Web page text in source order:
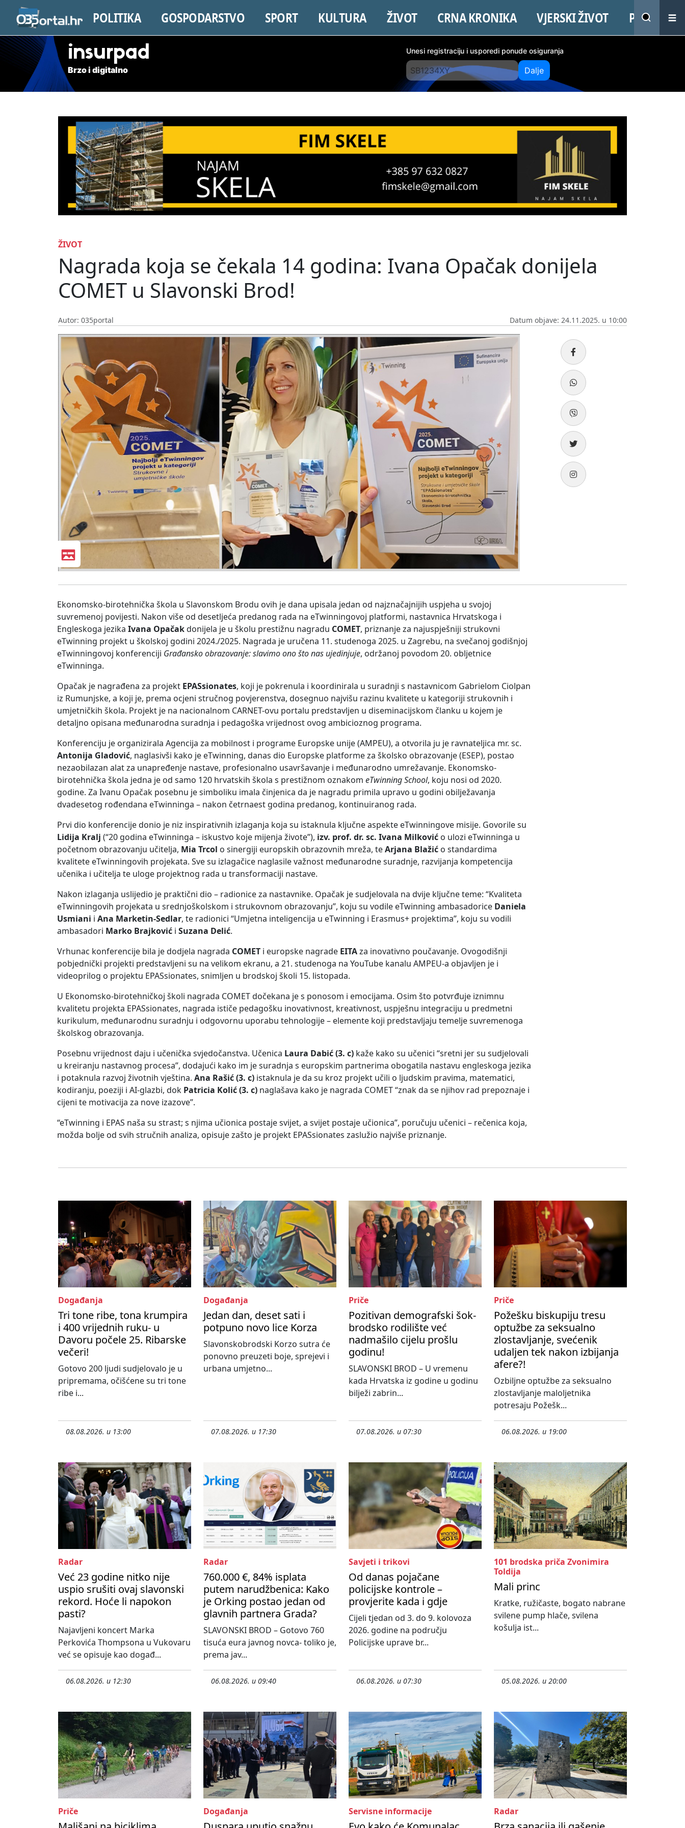
POLITIKA GOSPODARSTVO SPORT KULTURA ŽIVOT CRNA KRONIKA VJERSKI ŽIVOT PROMO
insurpad
Brzo i digitalno
Unesi registraciju i usporedi ponude osiguranja
Dalje
ŽIVOT
Nagrada koja se čekala 14 godina: Ivana Opačak donijela
COMET u Slavonski Brod!
Autor: 035portal Datum objave: 24.11.2025. u 10:00
Ekonomsko-birotehnička škola u Slavonskom Brodu ovih je dana upisala jedan od najznačajnijih uspjeha u svojoj
suvremenoj povijesti. Nakon više od desetljeća predanog rada na eTwinningovoj platformi, nastavnica Hrvatskoga i
Engleskoga jezika Ivana Opačakdonijela je u školu prestižnu nagradu COMET, priznanje za najuspješniji strukovni
eTwinning projekt u školskoj godini 2024./2025. Nagrada je uručena 11. studenoga 2025. u Zagrebu, na svečanoj godišnjoj
eTwinningovoj konferenciji Građansko obrazovanje: slavimo ono što nas ujedinjuje, održanoj povodom 20. obljetnice
eTwinninga.
Opačak je nagrađena za projekt EPASsionates, koji je pokrenula i koordinirala u suradnji s nastavnicom Gabrielom Ciolpan
iz Rumunjske, a koji je, prema ocjeni stručnog povjerenstva, dosegnuo najvišu razinu kvalitete u kategoriji strukovnih i
umjetničkih škola. Projekt je na nacionalnom CARNET-ovu portalu predstavljen u diseminacijskom članku u kojem je
detaljno opisana međunarodna suradnja i pedagoška vrijednost ovog ambicioznog programa.
Konferenciju je organizirala Agencija za mobilnost i programe Europske unije (AMPEU), a otvorila ju je ravnateljica mr. sc.
Antonija Gladović, naglasivši kako je eTwinning, danas dio Europske platforme za školsko obrazovanje (ESEP), postao
nezaobilazan alat za unapređenje nastave, profesionalno usavršavanje i međunarodno umrežavanje. Ekonomsko-
birotehnička škola jedna je od samo 120 hrvatskih škola s prestižnom oznakom eTwinning School, koju nosi od 2020.
godine. Za Ivanu Opačak posebnu je simboliku imala činjenica da je nagradu primila upravo u godini obilježavanja
dvadesetog rođendana eTwinninga – nakon četrnaest godina predanog, kontinuiranog rada.
Prvi dio konferencije donio je niz inspirativnih izlaganja koja su istaknula ključne aspekte eTwinningove misije. Govorile su
Lidija Kralj (“20 godina eTwinninga – iskustvo koje mijenja živote”), izv. prof. dr. sc. Ivana Milković o ulozi eTwinninga u
početnom obrazovanju učitelja, Mia Trcol o sinergiji europskih obrazovnih mreža, teArjana Blažić o standardima
kvalitete eTwinningovih projekata. Sve su izlagačice naglasile važnost međunarodne suradnje, razvijanja kompetencija
učenika i učitelja te uloge projektnog rada u transformaciji nastave.
Nakon izlaganja uslijedio je praktični dio – radionice za nastavnike. Opačak je sudjelovala na dvije ključne teme: “Kvaliteta
eTwinningovih projekata u srednjoškolskom i strukovnom obrazovanju”, koju su vodile eTwinning ambasadorice Daniela
Usmiani i Ana Marketin-Sedlar, te radionici “Umjetna inteligencija u eTwinning i Erasmus+ projektima”, koju su vodili
ambasadori Marko Brajković i Suzana Delić.
Vrhunac konferencije bila je dodjela nagrada COMET i europske nagrade EITAza inovativno poučavanje. Ovogodišnji
pobjednički projekti predstavljeni su na velikom ekranu, a 21. studenoga na YouTube kanalu AMPEU-a objavljen je i
videoprilog o projektu EPASsionates, snimljen u brodskoj školi 15. listopada.
U Ekonomsko-birotehničkoj školi nagrada COMET dočekana je s ponosom i emocijama. Osim što potvrđuje iznimnu
kvalitetu projekta EPASsionates, nagrada ističe pedagošku inovativnost, kreativnost, uspješnu integraciju u predmetni
kurikulum, međunarodnu suradnju i odgovornu uporabu tehnologije – elemente koji predstavljaju temelje suvremenoga
školskog obrazovanja.
Posebnu vrijednost daju i učenička svjedočanstva. Učenica Laura Dabić (3. c) kaže kako su učenici “sretni jer su sudjelovali
u kreiranju nastavnog procesa”, dodajući kako im je suradnja s europskim partnerima obogatila nastavu engleskoga jezika
i potaknula razvoj životnih vještina. Ana Rašić (3. c) istaknula je da su kroz projekt učili o ljudskim pravima, matematici,
kodiranju, poeziji i AI-glazbi, dok Patricia Kolić (3. c) naglašava kako je nagrada COMET “znak da se njihov rad prepoznaje i
cijeni te motivacija za nove izazove”.
“eTwinning i EPAS naša su strast; s njima učionica postaje svijet, a svijet postaje učionica”, poručuju učenici – rečenica koja,
možda bolje od svih stručnih analiza, opisuje zašto je projekt EPASsionates zaslužio najviše priznanje.
Događanja
Tri tone ribe, tona krumpira
i 400 vrijednih ruku- u
Davoru počele 25. Ribarske
večeri!
Gotovo 200 ljudi sudjelovalo je u
pripremama, očišćene su tri tone
ribe i...
08.08.2026. u 13:00
Događanja
Jedan dan, deset sati i
potpuno novo lice Korza
Slavonskobrodski Korzo sutra će
ponovno preuzeti boje, sprejevi i
urbana umjetno...
07.08.2026. u 17:30
Priče
Pozitivan demografski šok-
brodsko rodilište već
nadmašilo cijelu prošlu
godinu!
SLAVONSKI BROD – U vremenu
kada Hrvatska iz godine u godinu
bilježi zabrin...
07.08.2026. u 07:30
Priče
Požešku biskupiju tresu
optužbe za seksualno
zlostavljanje, svećenik
udaljen tek nakon izbijanja
afere?!
Ozbiljne optužbe za seksualno
zlostavljanje maloljetnika
potresaju Požešk...
06.08.2026. u 19:00
Radar
Već 23 godine nitko nije
uspio srušiti ovaj slavonski
rekord. Hoće li napokon
pasti?
Najavljeni koncert Marka
Perkovića Thompsona u Vukovaru
već se opisuje kao događ...
06.08.2026. u 12:30
Radar
760.000 €, 84% isplata
putem narudžbenica: Kako
je Orking postao jedan od
glavnih partnera Grada?
SLAVONSKI BROD – Gotovo 760
tisuća eura javnog novca- toliko je,
prema jav...
06.08.2026. u 09:40
Savjeti i trikovi
Od danas pojačane
policijske kontrole –
provjerite kada i gdje
Cijeli tjedan od 3. do 9. kolovoza
2026. godine na području
Policijske uprave br...
06.08.2026. u 07:30
101 brodska priča Zvonimira
Toldija
Mali princ
Kratke, ružičaste, bogato nabrane
svilene pump hlače, svilena
košulja ist...
05.08.2026. u 20:00
Priče Događanja Servisne informacije Radar